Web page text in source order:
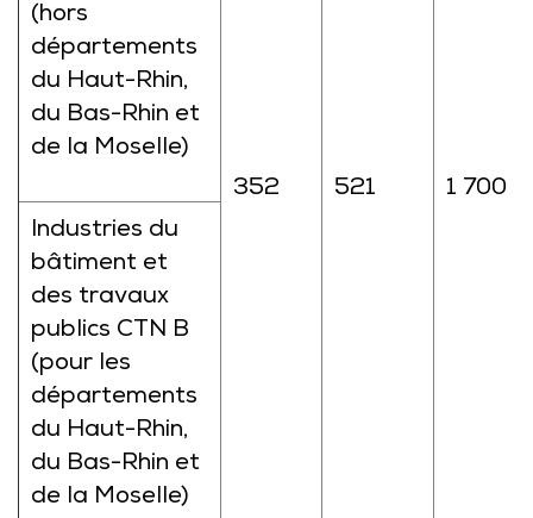
(hors
départements
du Haut-Rhin,
du Bas-Rhin et
de la Moselle)
352
521
1 700
Industries du
bâtiment et
des travaux
publics CTN B
(pour les
départements
du Haut-Rhin,
du Bas-Rhin et
de la Moselle)